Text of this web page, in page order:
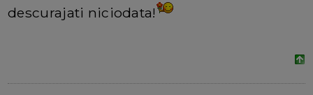
descurajati niciodata!